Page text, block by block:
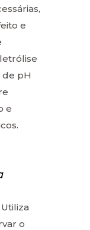
e
pH
e
Utiliza
o